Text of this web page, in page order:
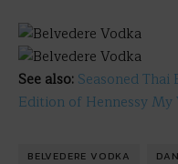
See also: Seasoned
Edition of Hennessy My
BELVEDERE VODKA